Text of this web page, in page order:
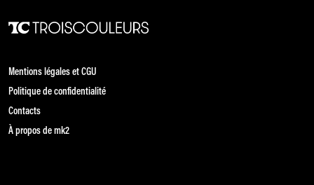
Mentions légales et CGU
Politique de confidentialité
Contacts
À propos de mk2